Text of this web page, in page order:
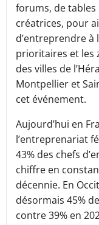
forums, de
créatrices, pour
d’entreprendre à
prioritaires et les
des villes de
Montpellier et
cet événement.
Aujourd’hui en
l’entreprenariat
43% des chefs
chiffre en
décennie. En
désormais 45%
contre 39% en